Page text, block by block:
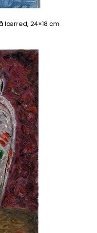
lærred, 24×18 cm